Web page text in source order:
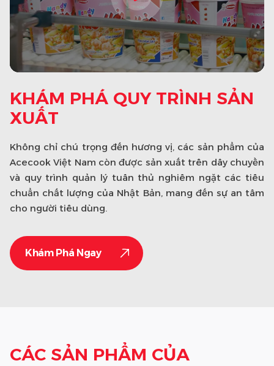
KHÁM PHÁ QUY TRÌNH SẢN
XUẤT
Không chỉ chú trọng đến hương vị, các sản phẩm của
Acecook Việt Nam còn được sản xuất trên dây chuyền
và quy trình quản lý tuân thủ nghiêm ngặt các tiêu
chuẩn chất lượng của Nhật Bản, mang đến sự an tâm
cho người tiêu dùng.
Khám Phá Ngay
CÁC SẢN PHẨM CỦA